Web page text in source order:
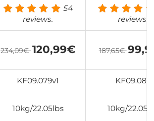
BH-28L (S211)
efdraad Laad
0 kg
(TM2515T1)
54
reviews.
reviews.
234,09€120,99€ 187,65€
KF09.079v1 KF09.085
10kg/22.05lbs 10kg/